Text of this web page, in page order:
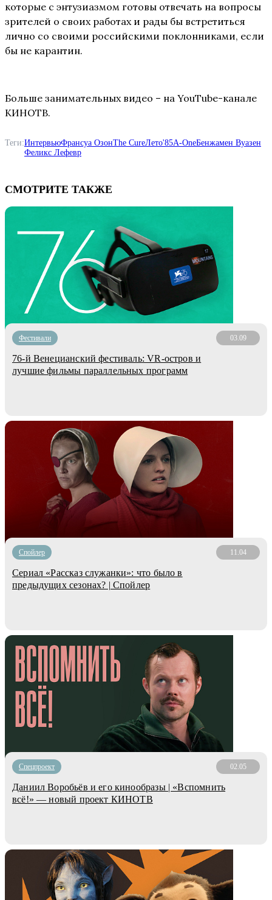
которые с энтузиазмом готовы отвечать на вопросы
зрителей о своих работах и рады бы встретиться
лично со своими российскими поклонниками, если
бы не карантин.
Больше занимательных видео – на YouTube-канале
КИНОТВ.
Теги:ИнтервьюФрансуа ОзонThe CureЛето'85A-OneБенжамен Вуазен
Феликс Лефевр
СМОТРИТЕ ТАКЖЕ
Фестивали 03.09
76-й Венецианский фестиваль: VR-остров и
лучшие фильмы параллельных программ
Cпойлер 11.04
Сериал «Рассказ служанки»: что было в
предыдущих сезонах? | Спойлер
Спецпроект 02.05
Даниил Воробьёв и его кинообразы | «Вспомнить
всё!» — новый проект КИНОТВ